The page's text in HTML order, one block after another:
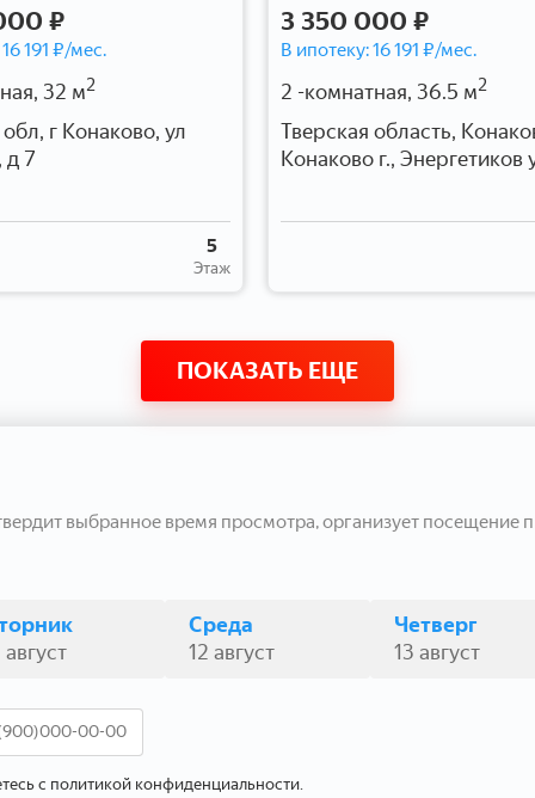
₽
16 191 ₽/мес.
32 м2
г Конаково, ул
д 7
Этаж
5
3 350 000 ₽
В ипотеку:16 191 ₽/мес.
2 -комнатная, 36.5 м2
Тверская область,
Конаково г., Энергетиков
ПОКАЗАТЬ ЕЩЕ
выбранное время просмотра, организует посещение
август
Среда
12 август
Четверг
13 август
с политикой конфиденциальности.